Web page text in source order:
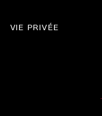
VIE PRIVÉE